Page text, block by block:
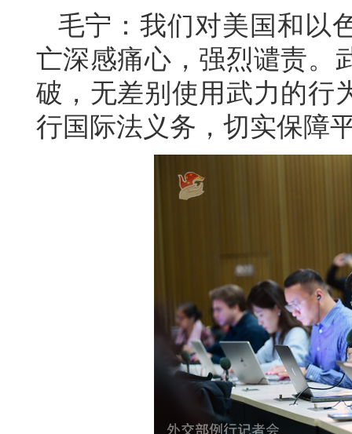
毛宁：我们对美国和以
亡深感痛心，强烈谴责。
破，无差别使用武力的行
行国际法义务，切实保障